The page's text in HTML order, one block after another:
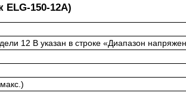
150-12A)
12 В указан в строке «Диапазон